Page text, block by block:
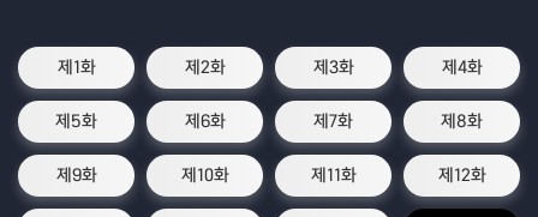
제1화 제2화 제3화 제4화
제5화 제6화 제7화 제8화
제9화 제10화 제11화 제12화